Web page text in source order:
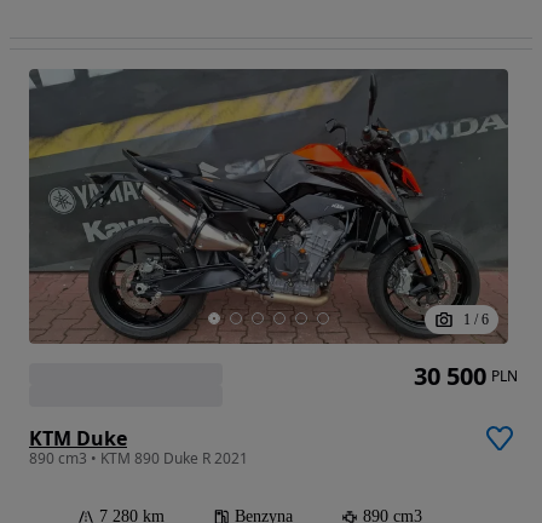
1 / 6
KTM Duke
890 cm3 • KTM 890 Duke R 2021
7 280 km Benzyna
890 cm3
30 500 PLN